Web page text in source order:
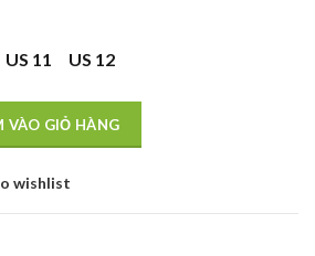
US 11 US 12
Xanh số lượng
VÀO GIỎ HÀNG
wishlist